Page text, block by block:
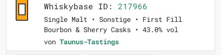
Whiskybase ID: 217966
Single Malt • Sonstige • First Fill
Bourbon & Sherry Casks • 43.0% vol
von Taunus-Tastings